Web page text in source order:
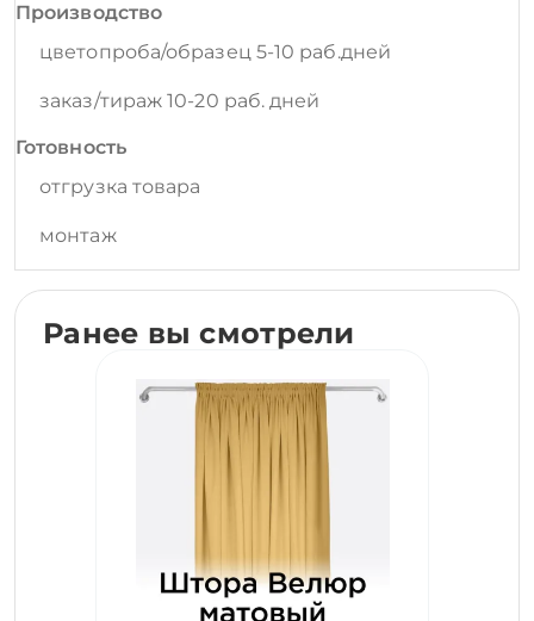
Производство
цветопроба/образец 5-10 раб.дней
заказ/тираж 10-20 раб. дней
Готовность
отгрузка товара
монтаж
Ранее вы смотрели